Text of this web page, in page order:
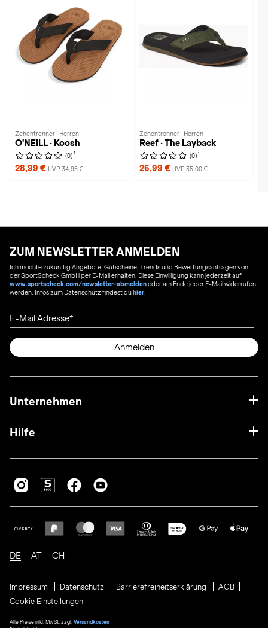
Zehentrenner · Herren
O'NEILL · Koosh
(0) 1
28,99 € UVP 34,95 €
Zehentrenner · Herren
Reef · The Layback
(0) 1
26,99 € UVP 35,00 €
ZUM NEWSLETTER ANMELDEN
Ich möchte zukünftig Angebote, Gutscheine, Trends und Bewertungsanfragen von
der SportScheck GmbH per E-Mail erhalten. Diese Einwilligung kann jederzeit auf
www.sportscheck.com/newsletter-abmeldenoder am Ende jeder E-Mail widerrufen
werden. Infos zum Datenschutz findest duhier
E-Mail Adresse
Anmelden
Unternehmen
Hilfe
DE AT CH
Impressum Datenschutz Barrierefreiheitserklärung
AGB
Cookie Einstellungen
Alle Preise inkl. MwSt. zzgl. Versandkosten